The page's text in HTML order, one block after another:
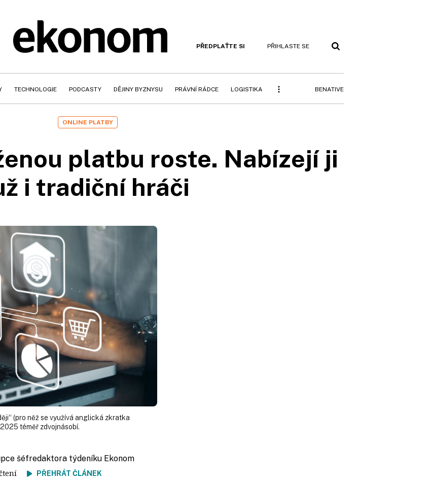
PŘEDPLAŤTE SI PŘIHLASTE SE
TECHNOLOGIE PODCASTY DĚJINY BYZNYSU PRÁVNÍ RÁDCE LOGISTIKA BENATIVE
ONLINE PLATBY
platbu roste. Nabízejí ji
i tradiční hráči
(pro něž se využívá anglická zkratka
téměř zdvojnásobí.
šéfredaktora týdeníku Ekonom
čtení PŘEHRÁT ČLÁNEK